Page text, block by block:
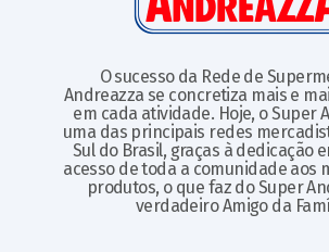
O sucesso da Rede de
Andreazza se concretiza mais e
em cada atividade. Hoje, o Super
uma das principais redes
Sul do Brasil, graças à dedicação
acesso de toda a comunidade aos
produtos, o que faz do Super
verdadeiro Amigo da